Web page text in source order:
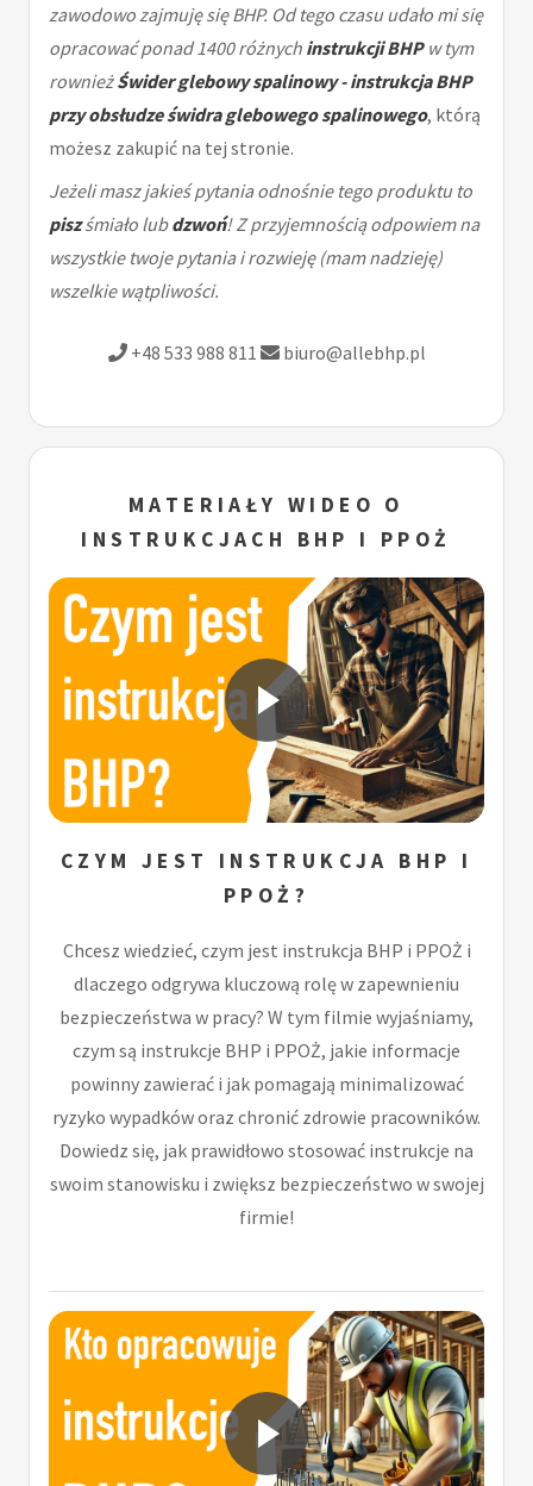
zawodowo zajmuję się BHP. Od tego czasu udało mi się
opracować ponad 1400 różnych instrukcji BHPw tym
rownieżŚwider glebowy spalinowy - instrukcja BHP
przy obsłudze świdra glebowego spalinowego, którą
możesz zakupić na tej stronie.
Jeżeli masz jakieś pytania odnośnie tego produktu to
piszśmiało lubdzwoń! Z przyjemnością odpowiem na
wszystkie twoje pytania i rozwieję (mam nadzieję)
wszelkie wątpliwości.
+48 533 988 811 biuro@allebhp.pl
MATERIAŁY WIDEO O
INSTRUKCJACH BHP I PPOŻ
CZYM JEST INSTRUKCJA BHP I
PPOŻ?
Chcesz wiedzieć, czym jest instrukcja BHP i PPOŻ i
dlaczego odgrywa kluczową rolę w zapewnieniu
bezpieczeństwa w pracy? W tym filmie wyjaśniamy,
czym są instrukcje BHP i PPOŻ, jakie informacje
powinny zawierać i jak pomagają minimalizować
ryzyko wypadków oraz chronić zdrowie pracowników.
Dowiedz się, jak prawidłowo stosować instrukcje na
swoim stanowisku i zwiększ bezpieczeństwo w swojej
firmie!